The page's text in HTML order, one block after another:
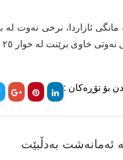
برێنت لە خوار ٢٥ دۆلارەوە مامەڵەی پێوەدەکرا.
بۆ تۆڕەکان :
ئەمانەشت بەدڵبێت